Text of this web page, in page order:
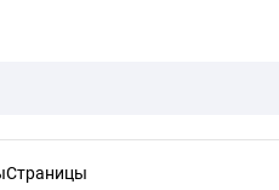
Страницы